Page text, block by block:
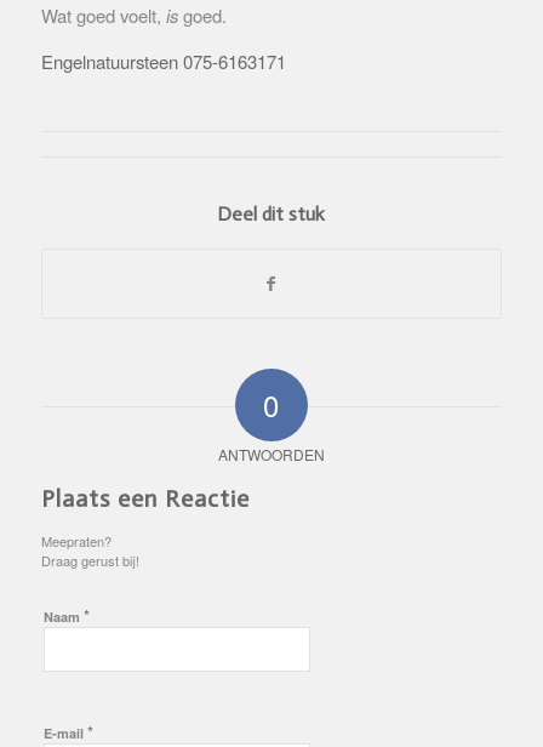
Wat goed voelt, isgoed.
Engelnatuursteen 075-6163171
Deel dit stuk
0
ANTWOORDEN
Plaats een Reactie
Meepraten?
Draag gerust bij!
Naam *
E-mail *